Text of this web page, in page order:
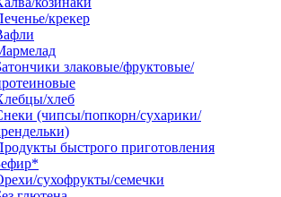
крекер
злаковые/фруктовые/
хлеб
(чипсы/попкорн/сухарики/
быстрого приготовления
сухофрукты/семечки